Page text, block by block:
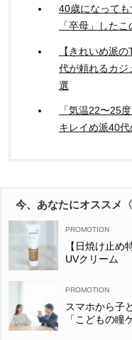
40歳になっても
「卒母」した
【きれいめ派
代が頼れるカジ
選
「気温22〜25
キレイめ派40代
今、あなたにオススメ〈
【日焼け止め
UVクリーム
スマホから子
「こどもの瞳